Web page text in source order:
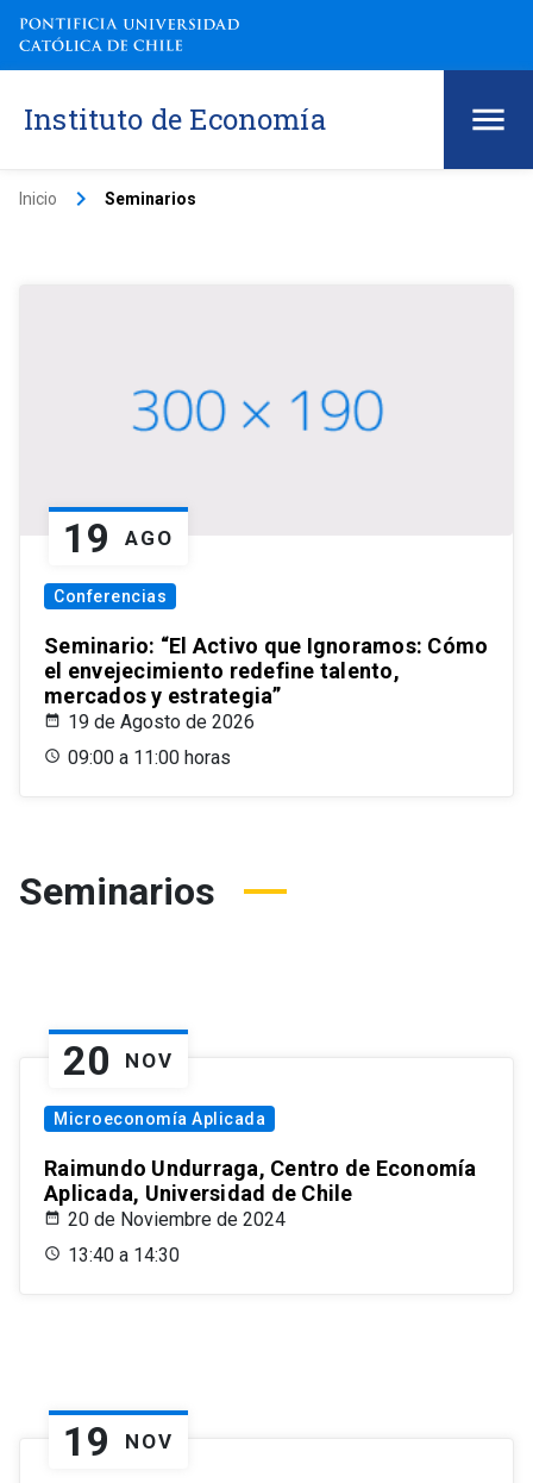
Instituto de Economía
Inicio keyboard_arrow_right Seminarios
19 AGO
Conferencias
Seminario: “El Activo que Ignoramos: Cómo
el envejecimiento redefine talento,
mercados y estrategia”
19 de Agosto de 2026
09:00 a 11:00 horas
Seminarios
20 NOV
Microeconomía Aplicada
Raimundo Undurraga, Centro de Economía
Aplicada, Universidad de Chile
20 de Noviembre de 2024
13:40 a 14:30
19 NOV